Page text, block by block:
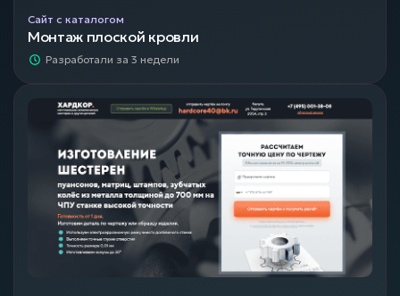
Сайт с каталогом
Монтаж плоской кровли
Разработали за 3 недели